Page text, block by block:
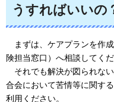
うすればいいの
まずは、 ケアプランを作
険担当窓口）へ相談してくだ
それでも解決が図られな
合会において苦情等に関す
利用ください。